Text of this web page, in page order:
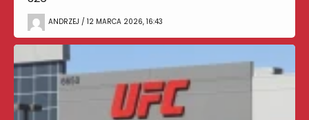
ANDRZEJ / 12 MARCA 2026, 16:43